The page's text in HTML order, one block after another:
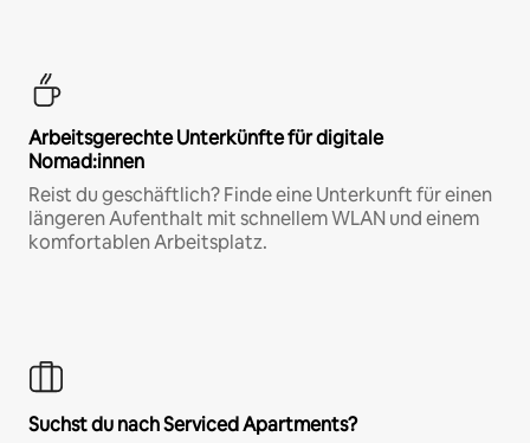
Arbeitsgerechte Unterkünfte für digitale
Nomad:innen
Reist du geschäftlich? Finde eine Unterkunft für einen
längeren Aufenthalt mit schnellem WLAN und einem
komfortablen Arbeitsplatz.
Suchst du nach Serviced Apartments?